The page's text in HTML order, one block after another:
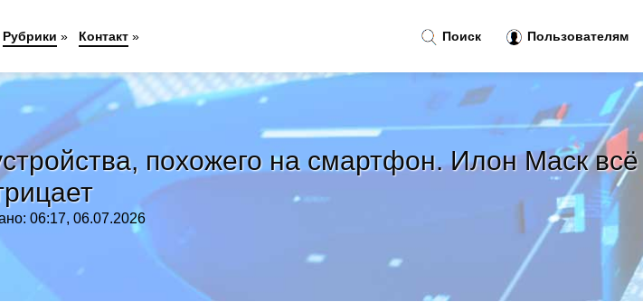
похожего на смартфон. Илон Маск всё
06:17, 06.07.2026
Поиск Пользователям
Рубрики » Контакт »